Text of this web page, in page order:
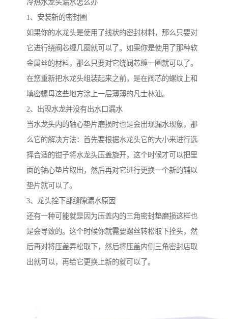
冷热水龙头漏水怎么办
1、安装新的密封圈
如果你的水龙头是使用了线状的密封材料，那么只要对
它进行绕阀芯缠几圈就可以了。如果你是使用了那种软
金属丝的材料，那么只要对它绕阀芯缠一圈就可以了。
在您重新把水龙头组装起来之前，是在阀芯的螺纹上和
填密螺母这些地方涂上一层薄薄的凡士林油。
2、出现水龙并没有出水口漏水
当水龙头内的轴心垫片磨损时也是会出现漏水现象，那
么它的解决方法：首先要根据水龙头它的大小来进行选
择合适的钳子将水龙头压盖旋开，这个时候才可以把里
面的轴心垫片取出，然后再对它进行更换一个新的辅以
垫片就可以了。
3、龙头拴下部缝隙漏水原因
还有一种可能就是因为压盖内的三角密封垫磨损这样也
是会导致的。这个时候你就需要螺丝转松取下拴头，然
后再对将压盖弄松取下，然后将压盖内侧三角密封店取
出就可以，再给它更换上新的就可以了。